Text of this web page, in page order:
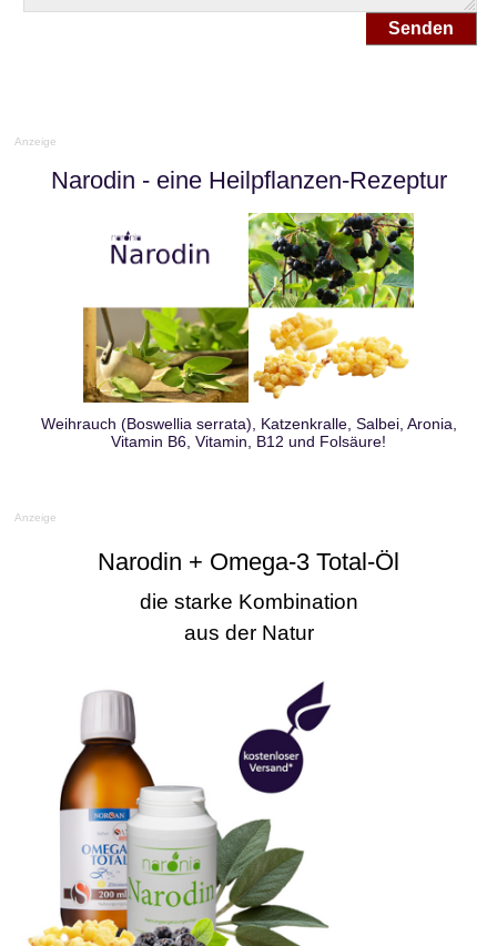
Senden
Anzeige
Narodin - eine Heilpflanzen-Rezeptur
Weihrauch (Boswellia serrata), Katzenkralle, Salbei, Aronia,
Vitamin B6, Vitamin, B12 und Folsäure!
Anzeige
Narodin + Omega-3 Total-Öl
die starke Kombination
aus der Natur